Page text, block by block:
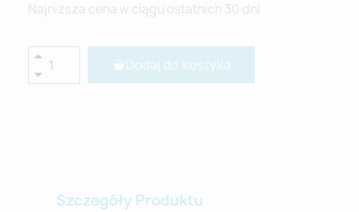
Najniższa cena w ciągu ostatnich 30 dni
Dodaj do koszyka
Szczegóły Produktu